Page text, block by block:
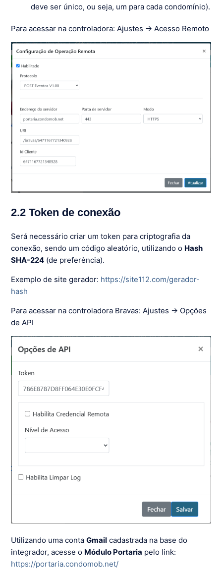
deve ser único, ou seja, um para cada condomínio).
Para acessar na controladora: Ajustes → Acesso Remoto
2.2 Token de conexão
Será necessário criar um token para criptografia da
conexão, sendo um código aleatório, utilizando o Hash
SHA-224 (de preferência).
Exemplo de site gerador: https://site112.com/gerador-
hash
Para acessar na controladora Bravas: Ajustes → Opções
de API
Utilizando uma contaGmail cadastrada na base do
integrador, acesse o Módulo Portaria pelo link:
https://portaria.condomob.net/